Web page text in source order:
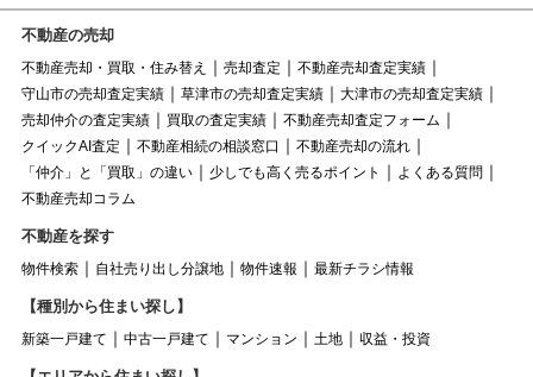
不動産の売却
不動産売却・買取・住み替え 売却査定
不動産売却査定実績
守山市の売却査定実績
草津市の売却査定実績
大津市の売却査定実績
売却仲介の査定実績
買取の査定実績
不動産売却査定フォーム
クイックAI査定
不動産相続の相談窓口
不動産売却の流れ
「仲介」と「買取」の違い
少しでも高く売るポイント
よくある質問
不動産売却コラム
不動産を探す
物件検索 自社売り出し分譲地 物件速報 最新チラシ情報
【種別から住まい探し】
新築一戸建て 中古一戸建て マンション 土地 収益・投資